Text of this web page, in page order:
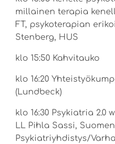
millainen terapia
FT, psykoterapian
Stenberg, HUS
klo 15:50 Kahvitauko
klo 16:20
(Lundbeck)
klo 16:30 Psykiatria 2.0
LL Pihla Sassi, Suomen
Psykiatriyhdistys/Varha